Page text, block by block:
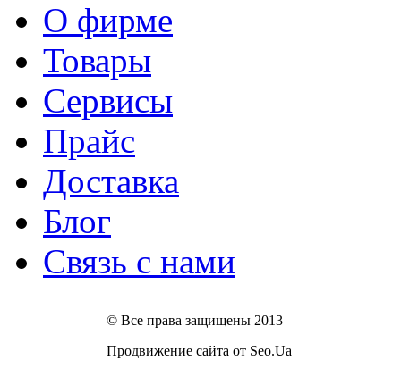
О фирме
Товары
Сервисы
Прайс
Доставка
Блог
Связь с нами
© Все права защищены 2013
Продвижение сайта от Seo.Ua